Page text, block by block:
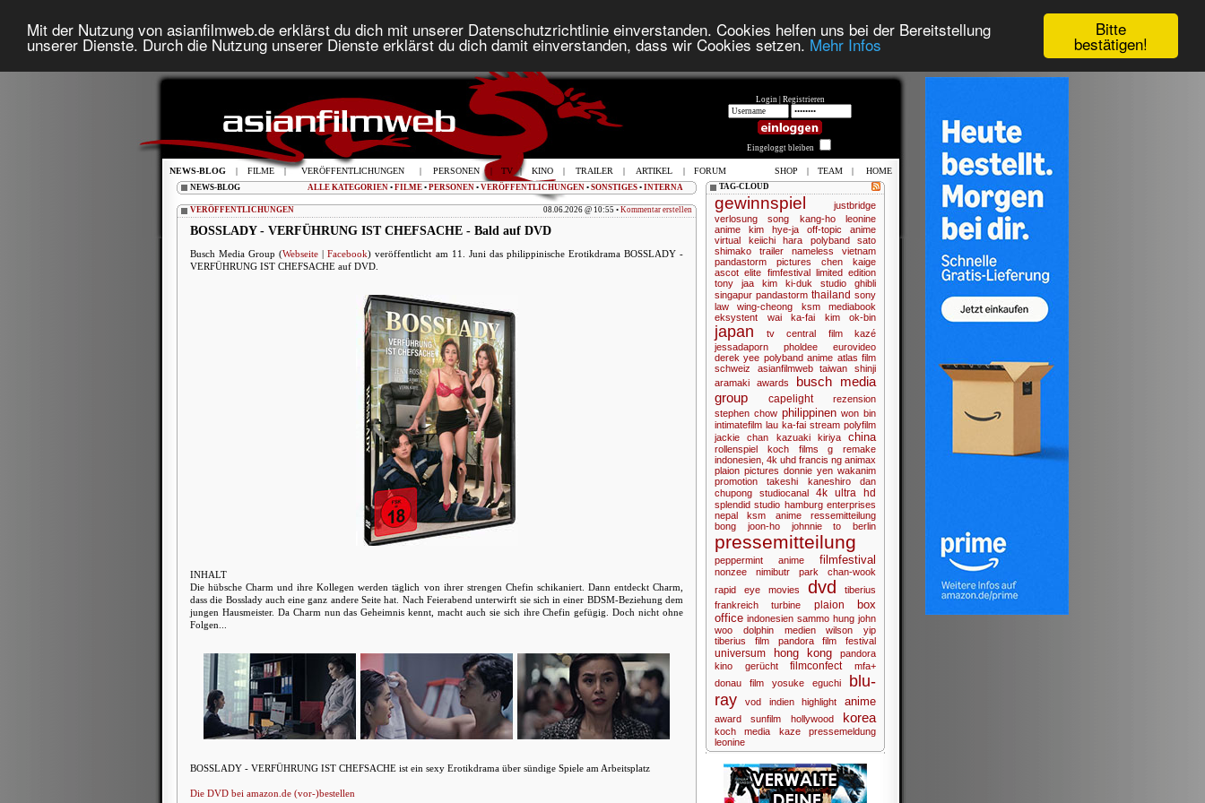
Bitte
bestätigen!
Mit der Nutzung von asianfilmweb.de erklärst du dich mit unserer Datenschutzrichtlinie einverstanden. Cookies helfen uns bei der Bereitstellung
unserer Dienste. Durch die Nutzung unserer Dienste erklärst du dich damit einverstanden, dass wir Cookies setzen. Mehr Infos
NEWS-BLOG | FILME | VERÖFFENTLICHUNGEN | PERSONEN | TV | KINO | TRAILER | ARTIKEL | FORUM SHOP | TEAM | HOME
Login | Registrieren
Eingeloggt bleiben
ALLE KATEGORIEN • FILME • PERSONEN • VERÖFFENTLICHUNGEN • SONSTIGES • INTERNA
NEWS-BLOG
08.06.2026 @ 10:55 • Kommentar erstellen
VERÖFFENTLICHUNGEN
BOSSLADY - VERFÜHRUNG IST CHEFSACHE - Bald auf DVD
Busch Media Group (Webseite |Facebook) veröffentlicht am 11. Juni das philippinische Erotikdrama BOSSLADY -
VERFÜHRUNG IST CHEFSACHE auf DVD.
INHALT
Die hübsche Charm und ihre Kollegen werden täglich von ihrer strengen Chefin schikaniert. Dann entdeckt Charm,
dass die Bosslady auch eine ganz andere Seite hat. Nach Feierabend unterwirft sie sich in einer BDSM-Beziehung dem
jungen Hausmeister. Da Charm nun das Geheimnis kennt, macht auch sie sich ihre Chefin gefügig. Doch nicht ohne
Folgen...
BOSSLADY - VERFÜHRUNG IST CHEFSACHE ist ein sexy Erotikdrama über sündige Spiele am Arbeitsplatz
Die DVD bei amazon.de (vor-)bestellen
TAG-CLOUD
gewinnspiel
justbridge
verlosung
song kang-ho
leonine
anime
kim hye-ja off-topic
anime
virtual
keiichi hara polyband
sato
shimako
trailer nameless
vietnam
pandastorm pictures
chen kaige
ascot elite fimfestival limited edition
tony jaa
kim ki-duk
studio ghibli
singapur pandastorm thailand sony
law wing-cheong
ksm
mediabook
eksystent
wai ka-fai kim ok-bin
japan tv central film
kazé
jessadaporn pholdee
eurovideo
derek yee polyband anime atlas film
schweiz
asianfilmweb taiwan
shinji
aramaki
awards
busch media
group
capelight
rezension
stephen chow philippinen won bin
intimatefilm lau ka-fai stream polyfilm
jackie chan
kazuaki kiriya china
rollenspiel koch films g
remake
indonesien, 4k uhd francis ng animax
plaion pictures donnie yen wakanim
promotion
takeshi kaneshiro
dan
chupong
studiocanal 4k ultra hd
splendid studio hamburg enterprises
nepal
ksm anime
ressemitteilung
bong joon-ho
johnnie to berlin
pressemitteilung
peppermint anime filmfestival
nonzee nimibutr
park chan-wook
rapid eye movies
dvd
tiberius
frankreich
turbine plaion
box
office indonesien sammo hung john
woo
dolphin medien
wilson yip
tiberius film
pandora film festival
universum hong kong
pandora
kino
gerücht filmconfect
mfa+
donau film
yosuke eguchi
blu-
ray
vod indien highlight anime
award sunfilm hollywood korea
koch media kaze
pressemeldung
leonine